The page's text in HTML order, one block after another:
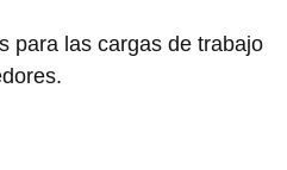
para las cargas de trabajo